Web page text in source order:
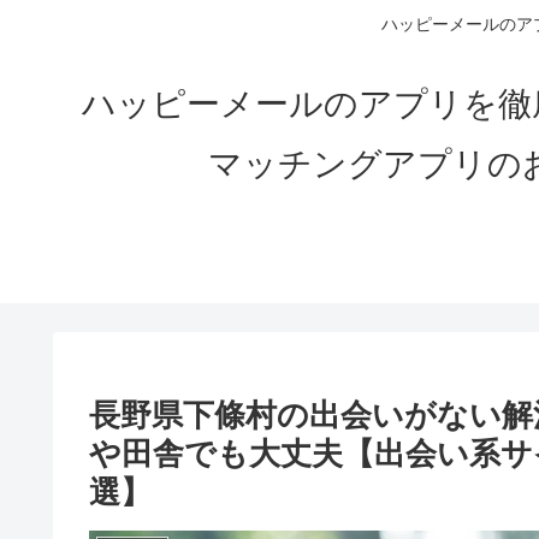
ハッピーメールの
ハッピーメールのアプリを
マッチングアプリ
長野県下條村の出会いがない
や田舎でも大丈夫【出会い系
選】